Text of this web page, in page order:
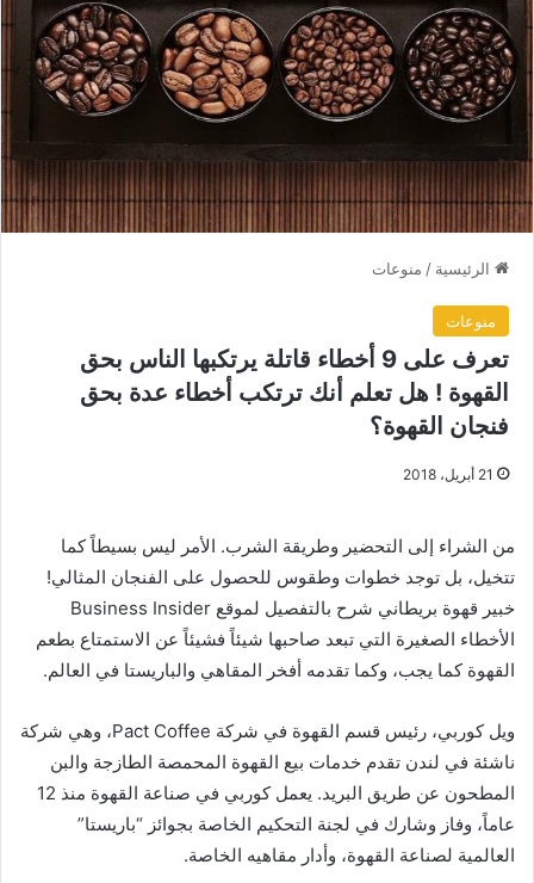
الرئيسية / منوعات
منوعات
تعرف على 9 أخطاء قاتلة يرتكبها الناس بحق
القهوة ! هل تعلم أنك ترتكب أخطاء عدة بحق
فنجان القهوة؟
21 أبريل، 2018
من الشراء إلى التحضير وطريقة الشرب. الأمر ليس بسيطاً كما
تتخيل، بل توجد خطوات وطقوس للحصول على الفنجان المثالي!
خبير قهوة بريطاني شرح بالتفصيل لموقع Business Insider
الأخطاء الصغيرة التي تبعد صاحبها شيئاً فشيئاً عن الاستمتاع بطعم
القهوة كما يجب، وكما تقدمه أفخر المقاهي والباريستا في العالم.
ويل كوربي، رئيس قسم القهوة في شركة Pact Coffee، وهي شركة
ناشئة في لندن تقدم خدمات بيع القهوة المحمصة الطازجة والبن
المطحون عن طريق البريد. يعمل كوربي في صناعة القهوة منذ 12
عاماً، وفاز وشارك في لجنة التحكيم الخاصة بجوائز “باريستا”
العالمية لصناعة القهوة، وأدار مقاهيه الخاصة.